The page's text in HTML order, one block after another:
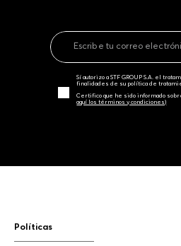
Sí autorizo a STF GROUP S.A. el
finalidades de su política de
Certifico que he sido informado
aquí los términos y condiciones)
Políticas